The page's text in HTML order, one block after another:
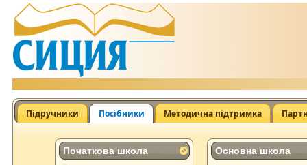
Підручники Посібники Методична підтримка
Початкова школа Основна школа